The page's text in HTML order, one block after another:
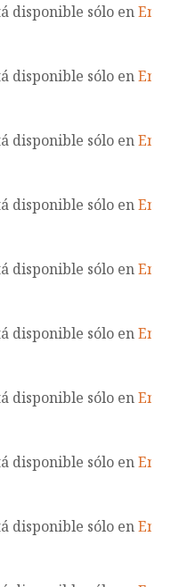
disponible sólo en
disponible sólo en
disponible sólo en
disponible sólo en
disponible sólo en
disponible sólo en
disponible sólo en
disponible sólo en
disponible sólo en